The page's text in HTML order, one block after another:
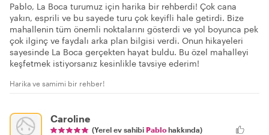
Pablo, La Boca turumuz için harika bir rehberdi! Çok cana
yakın, esprili ve bu sayede turu çok keyifli hale getirdi. Bize
mahallenin tüm önemli noktalarını gösterdi ve yol boyunca pek
çok ilginç ve faydalı arka plan bilgisi verdi. Onun hikayeleri
sayesinde La Boca gerçekten hayat buldu. Bu özel mahalleyi
keşfetmek istiyorsanız kesinlikle tavsiye ederim!
Harika ve samimi bir rehber!
Caroline
(Yerel ev sahibi Pablo hakkında)